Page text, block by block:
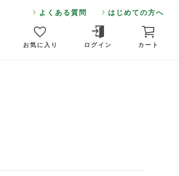
よくある質問 はじめての方へ
お気に入り ログイン カート